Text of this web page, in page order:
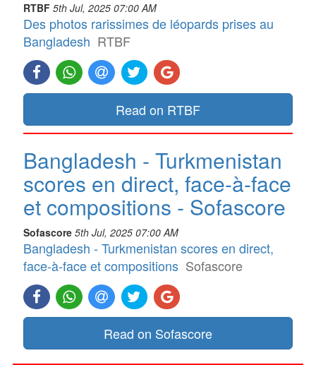
RTBF 5th Jul, 2025 07:00 AM
Des photos rarissimes de léopards prises au
Bangladesh RTBF
Read on RTBF
Bangladesh - Turkmenistan
scores en direct, face-à-face
et compositions - Sofascore
Sofascore 5th Jul, 2025 07:00 AM
Bangladesh - Turkmenistan scores en direct,
face-à-face et compositions Sofascore
Read on Sofascore